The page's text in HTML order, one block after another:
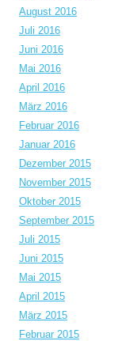
August 2016
Juli 2016
Juni 2016
Mai 2016
April 2016
März 2016
Februar 2016
Januar 2016
Dezember 2015
November 2015
Oktober 2015
September 2015
Juli 2015
Juni 2015
Mai 2015
April 2015
März 2015
Februar 2015